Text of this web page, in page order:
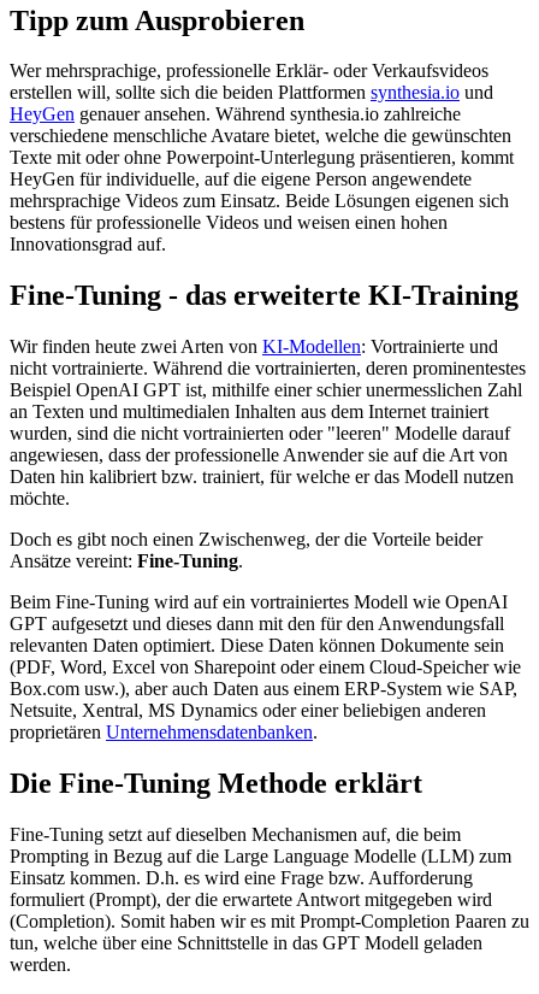
Tipp zum Ausprobieren
Wer mehrsprachige, professionelle Erklär- oder Verkaufsvideos
erstellen will, sollte sich die beiden Plattformen synthesia.io und
HeyGen genauer ansehen. Während synthesia.io zahlreiche
verschiedene menschliche Avatare bietet, welche die gewünschten
Texte mit oder ohne Powerpoint-Unterlegung präsentieren, kommt
HeyGen für individuelle, auf die eigene Person angewendete
mehrsprachige Videos zum Einsatz. Beide Lösungen eigenen sich
bestens für professionelle Videos und weisen einen hohen
Innovationsgrad auf.
Fine-Tuning - das erweiterte KI-Training
Wir finden heute zwei Arten von KI-Modellen: Vortrainierte und
nicht vortrainierte. Während die vortrainierten, deren prominentestes
Beispiel OpenAI GPT ist, mithilfe einer schier unermesslichen Zahl
an Texten und multimedialen Inhalten aus dem Internet trainiert
wurden, sind die nicht vortrainierten oder "leeren" Modelle darauf
angewiesen, dass der professionelle Anwender sie auf die Art von
Daten hin kalibriert bzw. trainiert, für welche er das Modell nutzen
möchte.
Doch es gibt noch einen Zwischenweg, der die Vorteile beider
Ansätze vereint: Fine-Tuning.
Beim Fine-Tuning wird auf ein vortrainiertes Modell wie OpenAI
GPT aufgesetzt und dieses dann mit den für den Anwendungsfall
relevanten Daten optimiert. Diese Daten können Dokumente sein
(PDF, Word, Excel von Sharepoint oder einem Cloud-Speicher wie
Box.com usw.), aber auch Daten aus einem ERP-System wie SAP,
Netsuite, Xentral, MS Dynamics oder einer beliebigen anderen
proprietären Unternehmensdatenbanken.
Die Fine-Tuning Methode erklärt
Fine-Tuning setzt auf dieselben Mechanismen auf, die beim
Prompting in Bezug auf die Large Language Modelle (LLM) zum
Einsatz kommen. D.h. es wird eine Frage bzw. Aufforderung
formuliert (Prompt), der die erwartete Antwort mitgegeben wird
(Completion). Somit haben wir es mit Prompt-Completion Paaren zu
tun, welche über eine Schnittstelle in das GPT Modell geladen
werden.